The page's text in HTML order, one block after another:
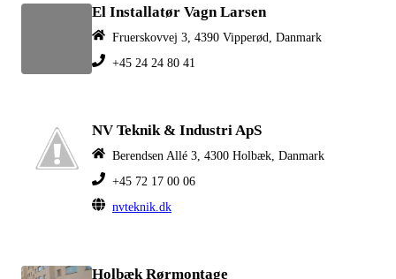
El Installatør Vagn Larsen
Fruerskovvej 3, 4390 Vipperød, Danmark
+45 24 24 80 41
NV Teknik & Industri ApS
Berendsen Allé 3, 4300 Holbæk, Danmark
+45 72 17 00 06
nvteknik.dk
Holbæk Rørmontage